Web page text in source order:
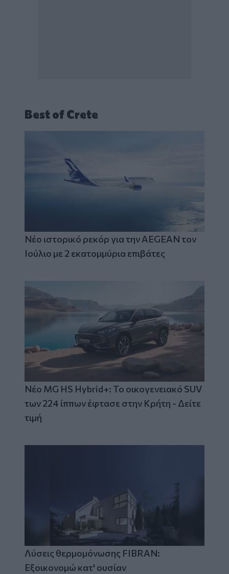
Best of Crete
Νέο ιστορικό ρεκόρ για την AEGEAN τον
Ιούλιο με 2 εκατομμύρια επιβάτες
Νέο MG HS Hybrid+: Το οικογενειακό SUV
των 224 ίππων έφτασε στην Κρήτη - Δείτε
τιμή
Λύσεις θερμομόνωσης FIBRAN:
Εξοικονομώ κατ' ουσίαν